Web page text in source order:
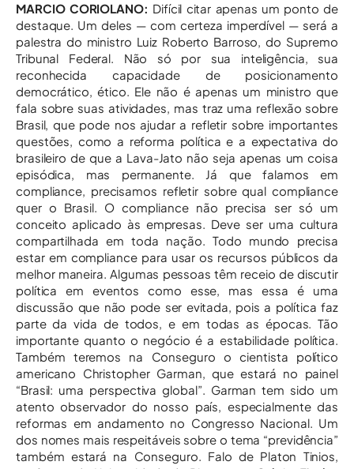
MARCIO CORIOLANO: Difícil citar apenas um ponto de
destaque. Um deles — com certeza imperdível — será a
palestra do ministro Luiz Roberto Barroso, do Supremo
Tribunal Federal. Não só por sua inteligência, sua
reconhecida capacidade de posicionamento
democrático, ético. Ele não é apenas um ministro que
fala sobre suas atividades, mas traz uma reflexão sobre
Brasil, que pode nos ajudar a refletir sobre importantes
questões, como a reforma política e a expectativa do
brasileiro de que a Lava-Jato não seja apenas um coisa
episódica, mas permanente. Já que falamos em
compliance, precisamos refletir sobre qual compliance
quer o Brasil. O compliance não precisa ser só um
conceito aplicado às empresas. Deve ser uma cultura
compartilhada em toda nação. Todo mundo precisa
estar em compliance para usar os recursos públicos da
melhor maneira. Algumas pessoas têm receio de discutir
política em eventos como esse, mas essa é uma
discussão que não pode ser evitada, pois a política faz
parte da vida de todos, e em todas as épocas. Tão
importante quanto o negócio é a estabilidade política.
Também teremos na Conseguro o cientista político
americano Christopher Garman, que estará no painel
“Brasil: uma perspectiva global”. Garman tem sido um
atento observador do nosso país, especialmente das
reformas em andamento no Congresso Nacional. Um
dos nomes mais respeitáveis sobre o tema “previdência”
também estará na Conseguro. Falo de Platon Tinios,